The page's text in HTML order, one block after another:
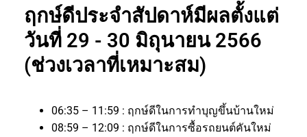
ฤกษ์ดีประจำสัปดาห์มีผลตั้งแต่
วันที่ 29 - 30 มิถุนายน 2566
(ช่วงเวลาที่เหมาะสม)
06:35 – 11:59 : ฤกษ์ดีในการทำบุญขึ้นบ้านใหม่
08:59 – 12:09 : ฤกษ์ดีในการซื้อรถยนต์คันใหม่